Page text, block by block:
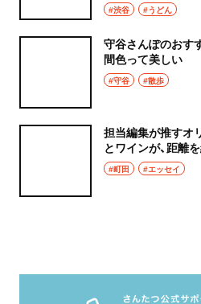
#渋谷 #うどん
守谷さんぽのおす
間色って美しい
#守谷 #散歩
担当編集が推すオ
とワインが、距離
飯diary】
#町田 #エッセイ